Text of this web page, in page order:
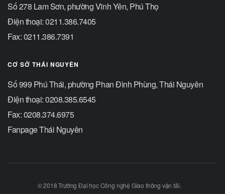
Số 278 Lam Sơn, phường Vĩnh Yên, Phú Thọ
Điện thoại: 0211.386.7405
Fax: 0211.386.7391
CƠ SỞ THÁI NGUYÊN
Số 999 Phú Thái, phường Phan Đình Phùng, Thái Nguyên
Điện thoại: 0208.385.6545
Fax: 0208.374.6975
Fanpage Thái Nguyên
© 2018 Trường Đại học Công nghệ Giao thông vận tải.